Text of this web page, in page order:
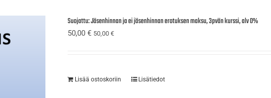
Suojattu: Jäsenhinnan ja ei jäsenhinnan erotuksen maksu, 3pvän kurssi, alv 0%
50,00€ 50,00€
Lisää ostoskoriin Lisätiedot